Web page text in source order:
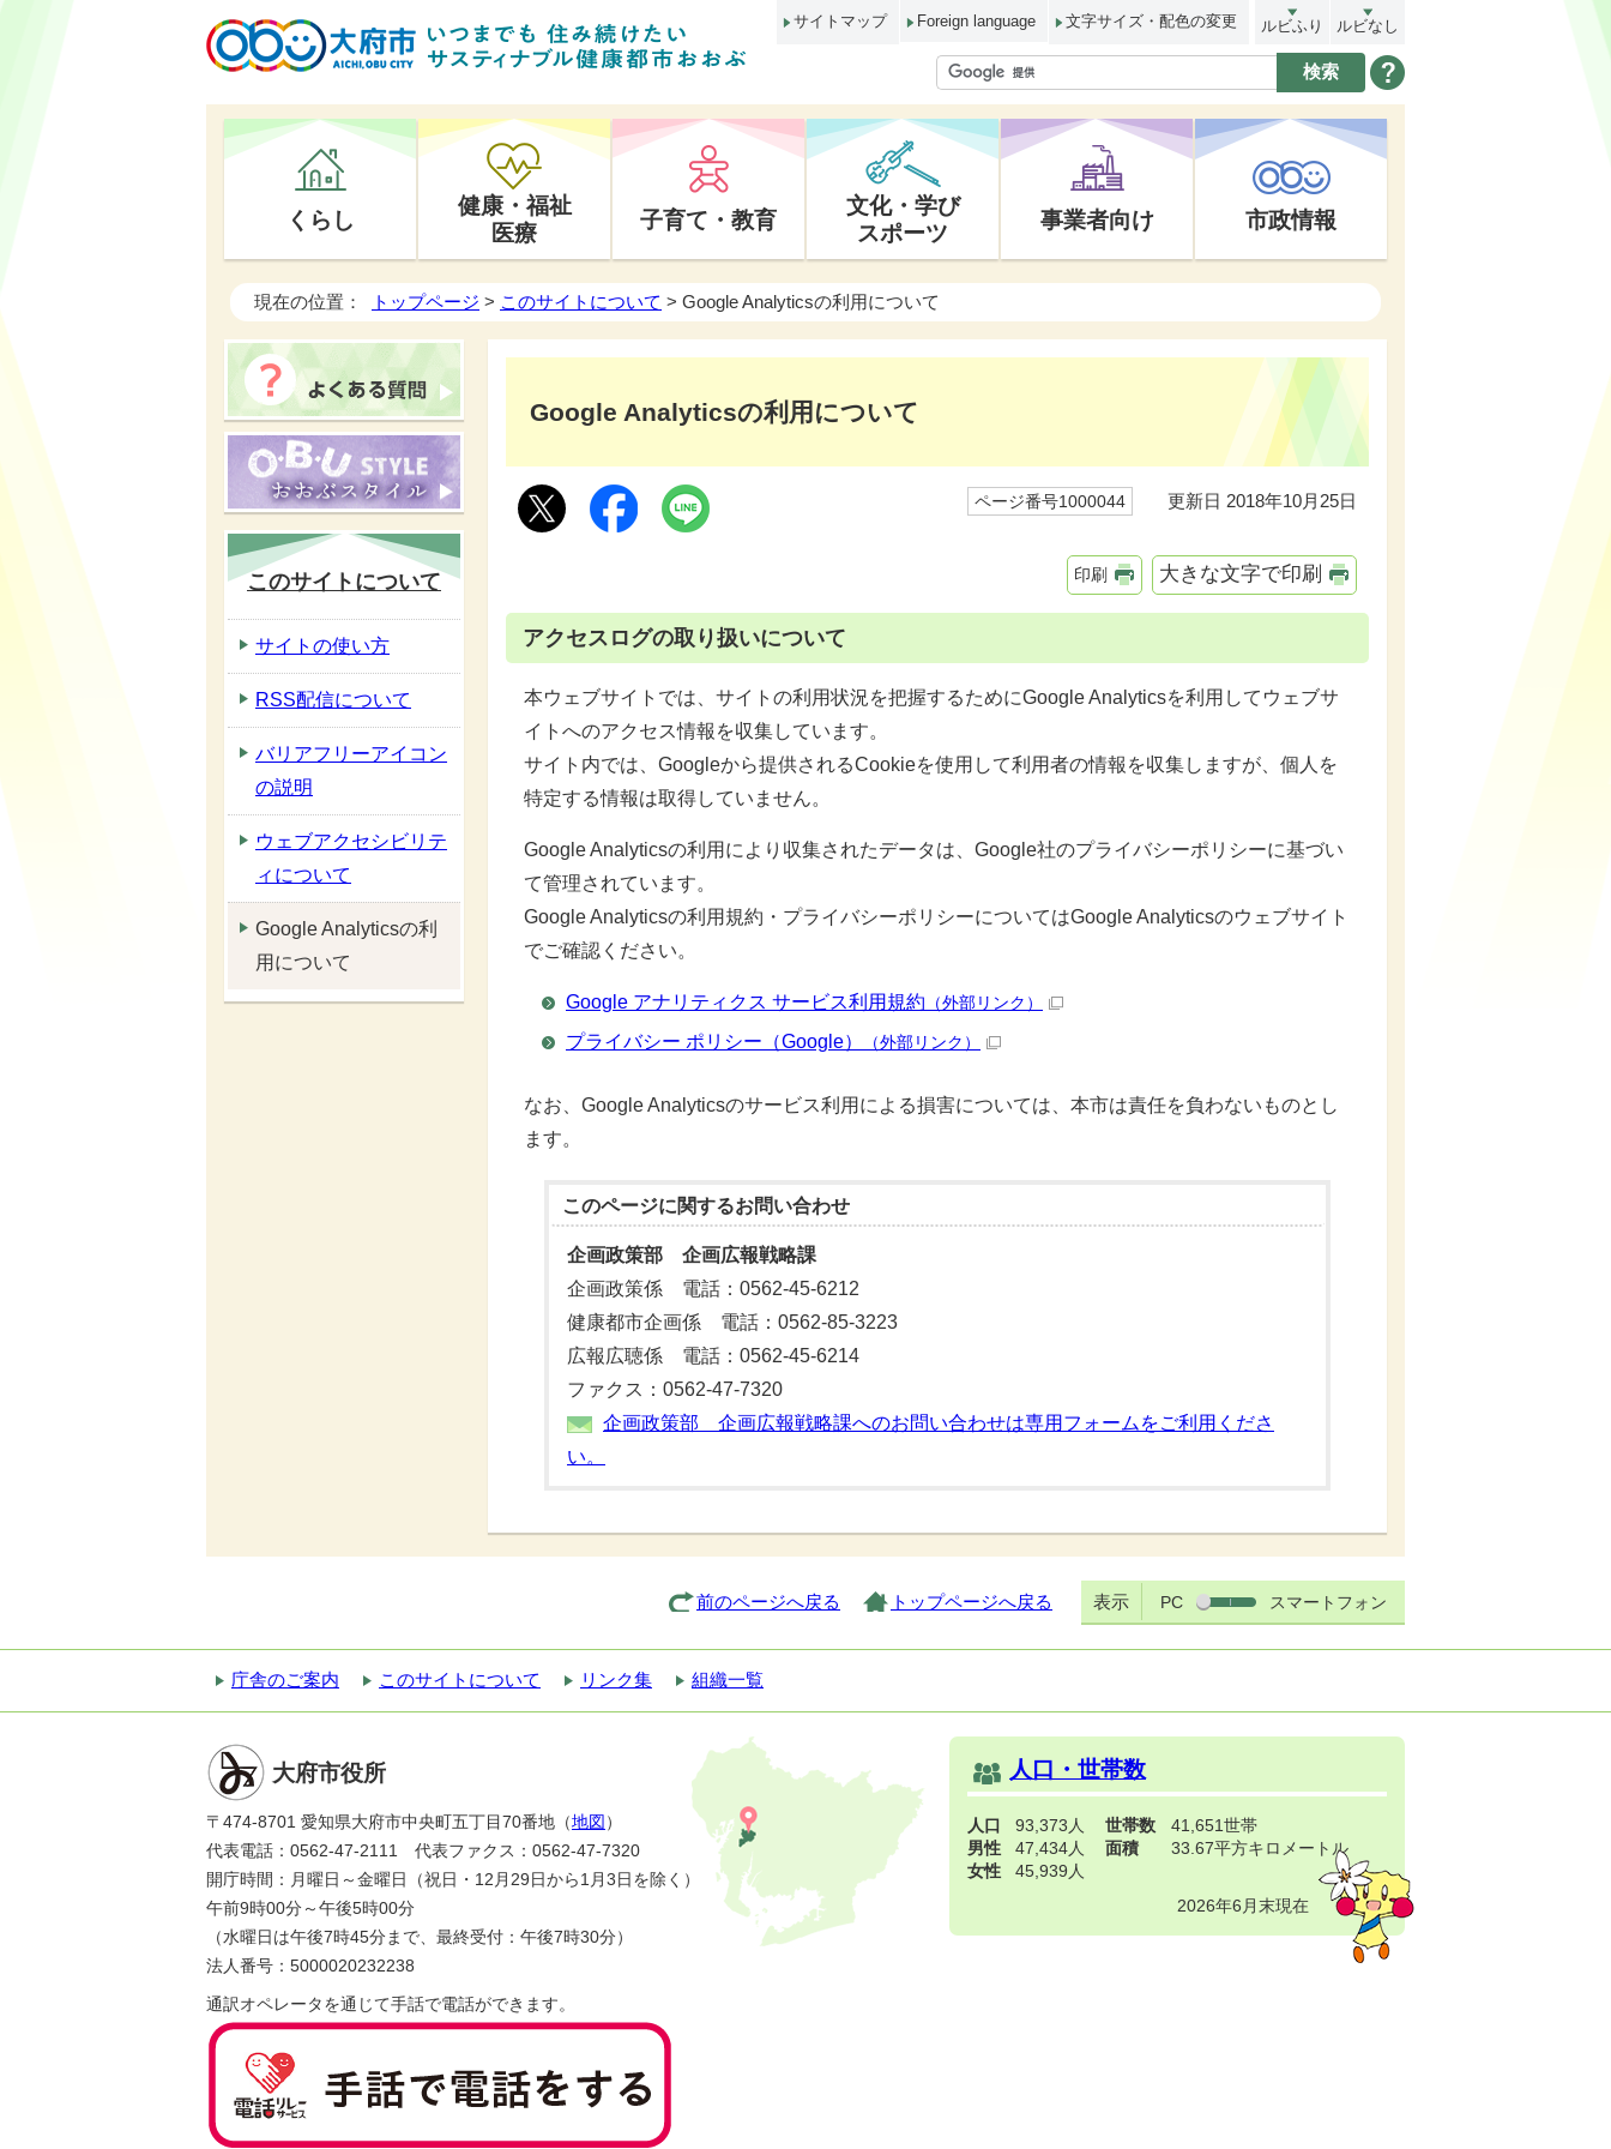
サイトマップ Foreign language 文字サイズ・配色の変更 ルビふり ルビなし
くらし
健康・福祉
医療
子育て・教育
文化・学び
スポーツ
事業者向け 市政情報
現在の位置： トップページ > このサイトについて > Google Analyticsの利用について
Google Analyticsの利用について
ページ番号1000044 更新日 2018年10月25日
印刷 大きな文字で印刷
アクセスログの取り扱いについて
本ウェブサイトでは、サイトの利用状況を把握するためにGoogle Analyticsを利用してウェブサ
イトへのアクセス情報を収集しています。
サイト内では、Googleから提供されるCookieを使用して利用者の情報を収集しますが、個人を
特定する情報は取得していません。
Google Analyticsの利用により収集されたデータは、Google社のプライバシーポリシーに基づい
て管理されています。
Google Analyticsの利用規約・プライバシーポリシーについてはGoogle Analyticsのウェブサイト
でご確認ください。
Google アナリティクス サービス利用規約 （外部リンク）
プライバシー ポリシー（Google） （外部リンク）
なお、Google Analyticsのサービス利用による損害については、本市は責任を負わないものとし
ます。
このページに関するお問い合わせ
企画政策部 企画広報戦略課
企画政策係 電話：0562-45-6212
健康都市企画係 電話：0562-85-3223
広報広聴係 電話：0562-45-6214
ファクス：0562-47-7320
企画政策部 企画広報戦略課へのお問い合わせは専用フォームをご利用くださ
い。
このサイトについて
サイトの使い方
RSS配信について
バリアフリーアイコン
の説明
ウェブアクセシビリテ
ィについて
Google Analyticsの利
用について
前のページへ戻る トップページへ戻る 表示 PC スマートフォン
庁舎のご案内 このサイトについて リンク集 組織一覧
大府市役所
〒474-8701 愛知県大府市中央町五丁目70番地（地図 ）
代表電話：0562-47-2111 代表ファクス：0562-47-7320
開庁時間：月曜日～金曜日（祝日・12月29日から1月3日を除く）
午前9時00分～午後5時00分
（水曜日は午後7時45分まで、最終受付：午後7時30分）
法人番号：5000020232238
通訳オペレータを通じて手話で電話ができます。
人口・世帯数
人口
93,373人
男性
47,434人
女性
45,939人
世帯数
41,651世帯
面積
33.67平方キロメートル
2026年6月末現在